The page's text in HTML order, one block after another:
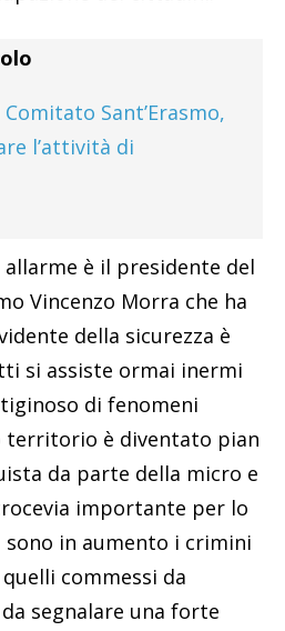
Sant’Erasmo,
l’attività di
è il presidente del
Vincenzo Morra che ha
della sicurezza è
si assiste ormai inermi
di fenomeni
territorio è diventato pian
da parte della micro e
importante per lo
sono in aumento i crimini
commessi da
segnalare una forte